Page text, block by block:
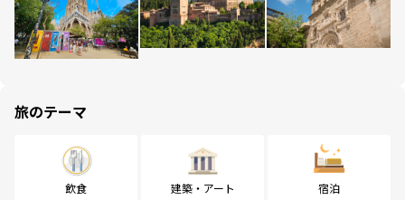
旅のテーマ
飲食 建築・アート 宿泊